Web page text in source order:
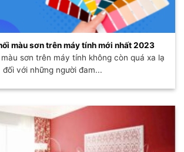
màu sơn trên máy tính mới nhất 2023
sơn trên máy tính không còn quá xa lạ
đối với những người đam...